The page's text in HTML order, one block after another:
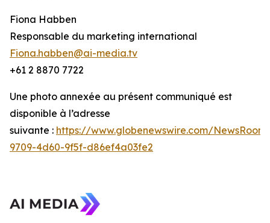
Fiona Habben
Responsable du marketing international
Fiona.habben@ai-media.tv
+61 2 8870 7722
Une photo annexée au présent communiqué est
disponible à l’adresse
suivante : https://www.globenewswire.com/
9709-4d60-9f5f-d86ef4a03fe2